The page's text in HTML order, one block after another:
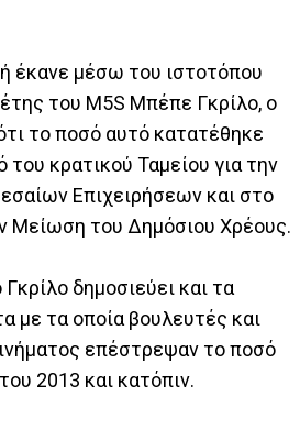
έκανε μέσω του ιστοτόπου
του M5S Μπέπε Γκρίλο, ο
το ποσό αυτό κατατέθηκε
του κρατικού Ταμείου για την
Επιχειρήσεων και στο
Μείωση του Δημόσιου Χρέους.
δημοσιεύει και τα
με τα οποία βουλευτές και
επέστρεψαν το ποσό
2013 και κατόπιν.